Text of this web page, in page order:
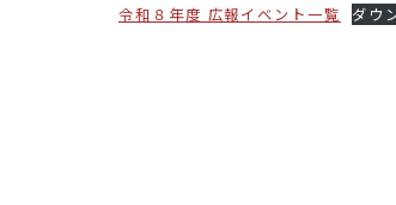
令和８年度 広報イベント一覧 ダウ